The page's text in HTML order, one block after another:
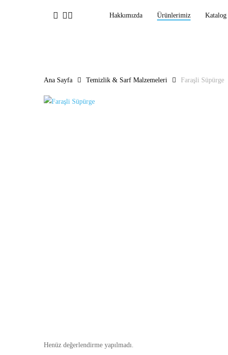
Hakkımızda Ürünlerimiz Katalog
facebooklinkedin
instagram
Ana Sayfa Temizlik & Sarf Malzemeleri Faraşli Süpürge
Henüz değerlendirme yapılmadı.